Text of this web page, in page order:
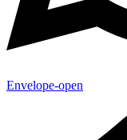
Envelope-open